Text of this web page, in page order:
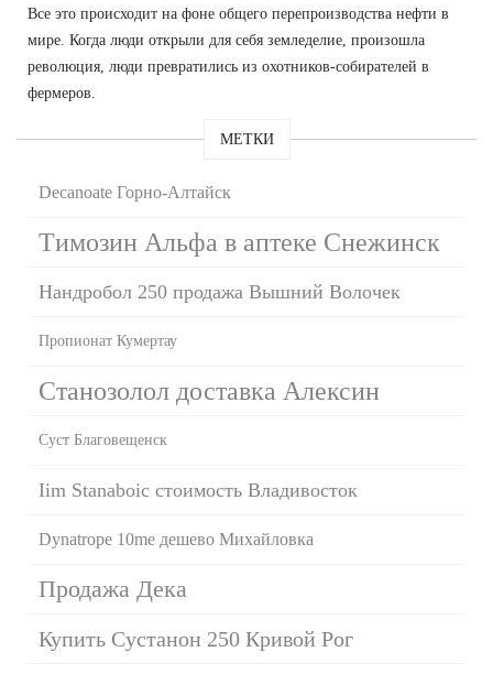
Все это происходит на фоне общего перепроизводства нефти в
мире. Когда люди открыли для себя земледелие, произошла
революция, люди превратились из охотников-собирателей в
фермеров.
МЕТКИ
Decanoate Горно-Алтайск
Tимозин Альфа в аптеке Снежинск
Нандробол 250 продажа Вышний Волочек
Пропионат Кумертау
Станозолол доставка Алексин
Суст Благовещенск
Iim Stanaboic стоимость Владивосток
Dynatrope 10me дешево Михайловка
Продажа Дека
Купить Сустанон 250 Кривой Рог